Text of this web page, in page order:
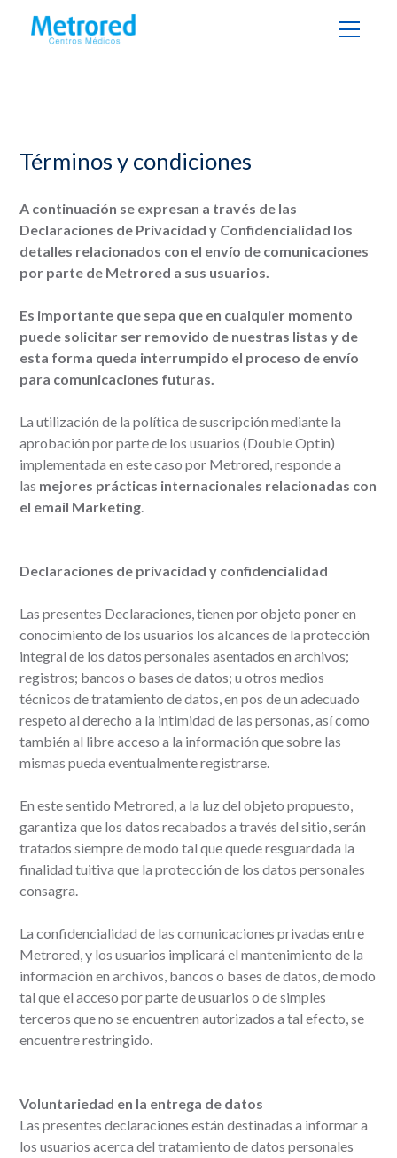
Términos y condiciones
A continuación se expresan a través de las
Declaraciones de Privacidad y Confidencialidad los
detalles relacionados con el envío de comunicaciones
por parte de Metrored a sus usuarios.
Es importante que sepa que en cualquier momento
puede solicitar ser removido de nuestras listas y de
esta forma queda interrumpido el proceso de envío
para comunicaciones futuras.
La utilización de la política de suscripción mediante la
aprobación por parte de los usuarios (Double Optin)
implementada en este caso por Metrored, responde a
las mejores prácticas internacionales relacionadas con
el email Marketing.
Declaraciones de privacidad y confidencialidad
Las presentes Declaraciones, tienen por objeto poner en
conocimiento de los usuarios los alcances de la protección
integral de los datos personales asentados en archivos;
registros; bancos o bases de datos; u otros medios
técnicos de tratamiento de datos, en pos de un adecuado
respeto al derecho a la intimidad de las personas, así como
también al libre acceso a la información que sobre las
mismas pueda eventualmente registrarse.
En este sentido Metrored, a la luz del objeto propuesto,
garantiza que los datos recabados a través del sitio, serán
tratados siempre de modo tal que quede resguardada la
finalidad tuitiva que la protección de los datos personales
consagra.
La confidencialidad de las comunicaciones privadas entre
Metrored, y los usuarios implicará el mantenimiento de la
información en archivos, bancos o bases de datos, de modo
tal que el acceso por parte de usuarios o de simples
terceros que no se encuentren autorizados a tal efecto, se
encuentre restringido.
Voluntariedad en la entrega de datos
Las presentes declaraciones están destinadas a informar a
los usuarios acerca del tratamiento de datos personales